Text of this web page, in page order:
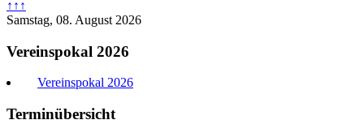
↑↑↑
Samstag, 08. August 2026
Vereinspokal 2026
Vereinspokal 2026
Terminübersicht